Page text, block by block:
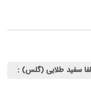
سفید طلایی (گلس) :